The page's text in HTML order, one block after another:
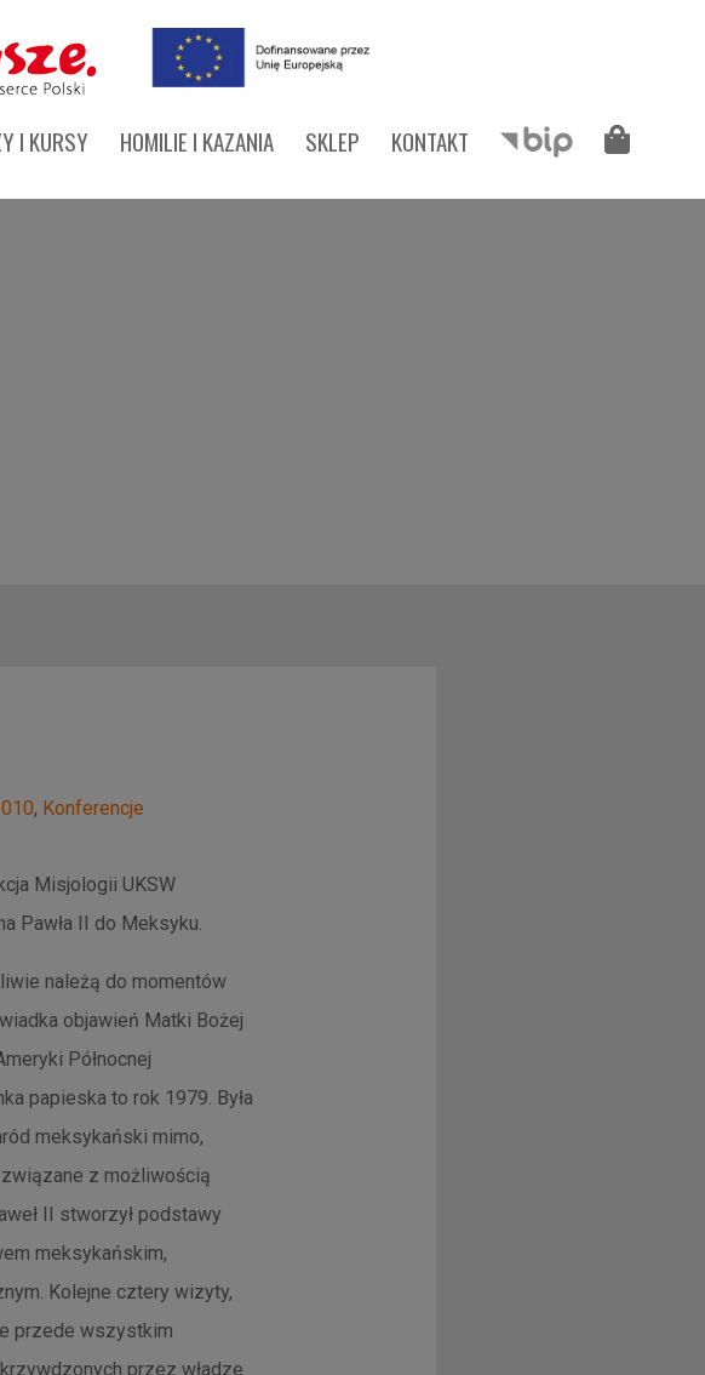
I KURSY HOMILIE I KAZANIA SKLEP KONTAKT
, Konferencje
Misjologii UKSW
Pawła II do Meksyku.
należą do momentów
objawień Matki Bożej
Północnej
papieska to rok 1979. Była
meksykański mimo,
z możliwością
II stworzył podstawy
meksykańskim,
Kolejne cztery wizyty,
przede wszystkim
przez władze